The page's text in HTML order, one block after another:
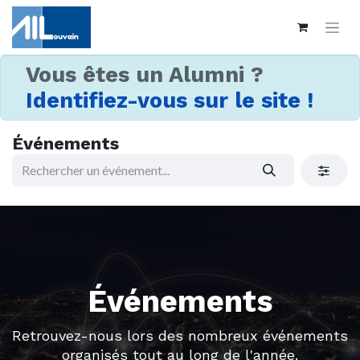
Vous êtes un Alumni ?
Identifiez-vous sur le site !
Événements
Événements
Retrouvez-nous lors des nombreux événements
organisés tout au long de l'année.